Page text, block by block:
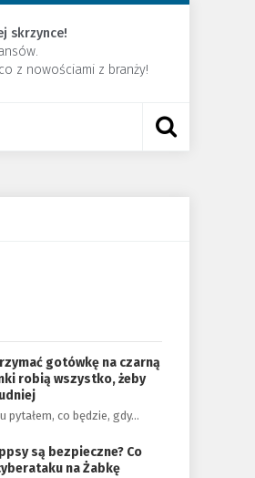
skrzynce!
z nowościami z branży!
gotówkę na czarną
robią wszystko, żeby
pytałem, co będzie, gdy…
są bezpieczne? Co
na Żabkę